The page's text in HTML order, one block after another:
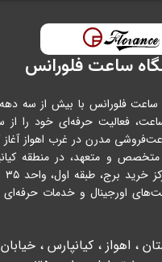
ساعت فلورانس
ساعت فلورانس با بیش از سه
مدرن در غرب اهواز آغاز
اورجینال و خدمات